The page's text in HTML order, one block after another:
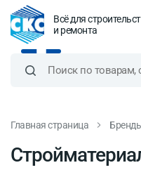
Всё для
и ремонта
Главная страница